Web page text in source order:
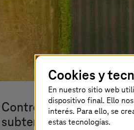
Control inteligente de
subterráneas
Cookies y
En nuestro sitio web
dispositivo final. Ello
interés. Para ello, se
estas tecnologías.